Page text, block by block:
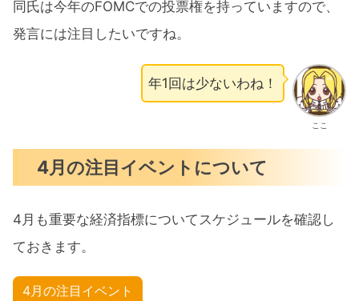
同氏は今年のFOMCでの投票権を持っていますので、
発言には注目したいですね。
ここ
年1回は少ないわね！
4月の注目イベントについて
4月も重要な経済指標についてスケジュールを確認し
ておきます。
4月の注目イベント